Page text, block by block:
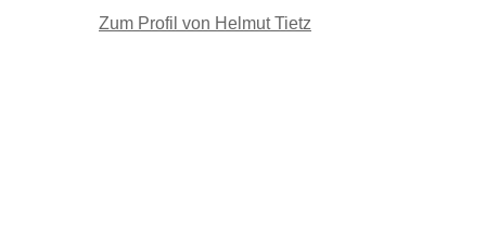
Zum Profil von Helmut Tietz